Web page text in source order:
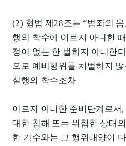
(2) 형법 제28조는 “범죄의
행의 착수에 이르지 아니한
정이 없는 한 벌하지 아니한
으로 예비행위를 처벌하지
실행의 착수조차
이르지 아니한 준비단계로서
대한 침해 또는 위험한 상태
한 기수와는 그 행위태양이